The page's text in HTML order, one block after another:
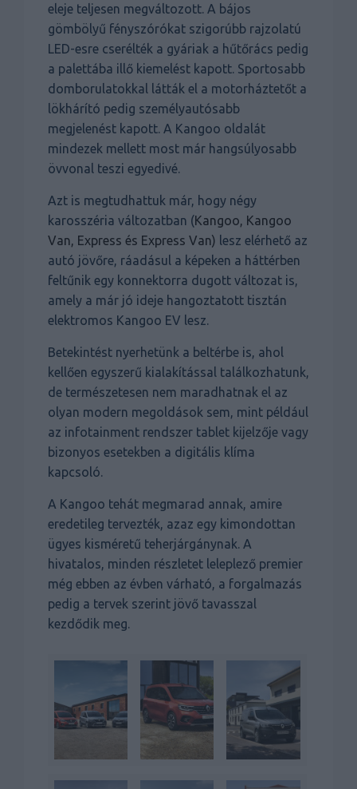
eleje teljesen megváltozott. A bájos
gömbölyű fényszórókat szigorúbb rajzolatú
LED-esre cserélték a gyáriak a hűtőrács pedig
a palettába illő kiemelést kapott. Sportosabb
domborulatokkal látták el a motorháztetőt a
lökhárító pedig személyautósabb
megjelenést kapott. A Kangoo oldalát
mindezek mellett most már hangsúlyosabb
övvonal teszi egyedivé.
Azt is megtudhattuk már, hogy négy
karosszéria változatban (Kangoo, Kangoo
Van, Express és Express Van) lesz elérhető az
autó jövőre, ráadásul a képeken a háttérben
feltűnik egy konnektorra dugott változat is,
amely a már jó ideje hangoztatott tisztán
elektromos Kangoo EV lesz.
Betekintést nyerhetünk a beltérbe is, ahol
kellően egyszerű kialakítással találkozhatunk,
de természetesen nem maradhatnak el az
olyan modern megoldások sem, mint például
az infotainment rendszer tablet kijelzője vagy
bizonyos esetekben a digitális klíma
kapcsoló.
A Kangoo tehát megmarad annak, amire
eredetileg tervezték, azaz egy kimondottan
ügyes kisméretű teherjárgánynak. A
hivatalos, minden részletet leleplező premier
még ebben az évben várható, a forgalmazás
pedig a tervek szerint jövő tavasszal
kezdődik meg.